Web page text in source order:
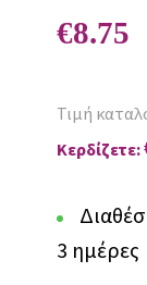
€8.75
Τιμή
Κερδίζετε:
3 ημέρες